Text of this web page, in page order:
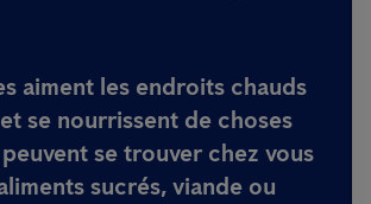
aiment les endroits chauds
se nourrissent de choses
se trouver chez vous
sucrés, viande ou